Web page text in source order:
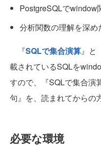
PostgreSQLでwindow
分析関数の理解を深め
『SQLで集合演算』と
載されているSQLを
すので、『SQLで集合演
句』を、読まれてからの
必要な環境